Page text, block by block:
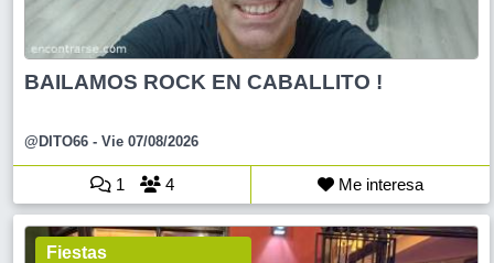
BAILAMOS ROCK EN CABALLITO !
@DITO66 - Vie 07/08/2026
1 4 Me interesa
Fiestas